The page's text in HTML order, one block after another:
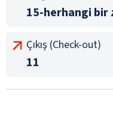
15-herhangi bir
Çıkış (Check-out)
11